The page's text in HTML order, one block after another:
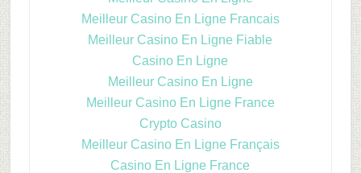
Meilleur Casino En Ligne Francais
Meilleur Casino En Ligne Fiable
Casino En Ligne
Meilleur Casino En Ligne
Meilleur Casino En Ligne France
Crypto Casino
Meilleur Casino En Ligne Français
Casino En Ligne France